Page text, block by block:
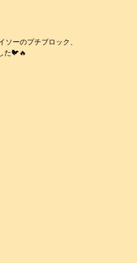
ソーのプチブロック、
た🐦️🔥